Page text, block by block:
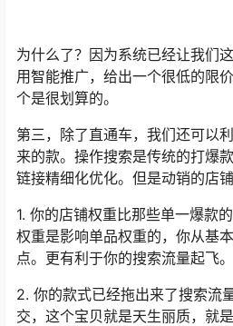
为什么了？因为系统已经让我们
用智能推广，给出一个很低的限
个是很划算的。
第三，除了直通车，我们还可以
来的款。操作搜索是传统的打爆
链接精细化优化。但是动销的店
1. 你的店铺权重比那些单一爆款
权重是影响单品权重的，你从基
点。更有利于你的搜索流量起飞。
2. 你的款式已经拖出来了搜索流
交，这个宝贝就是天生丽质，就